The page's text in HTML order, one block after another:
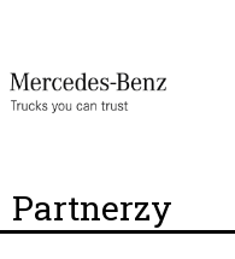
Partnerzy